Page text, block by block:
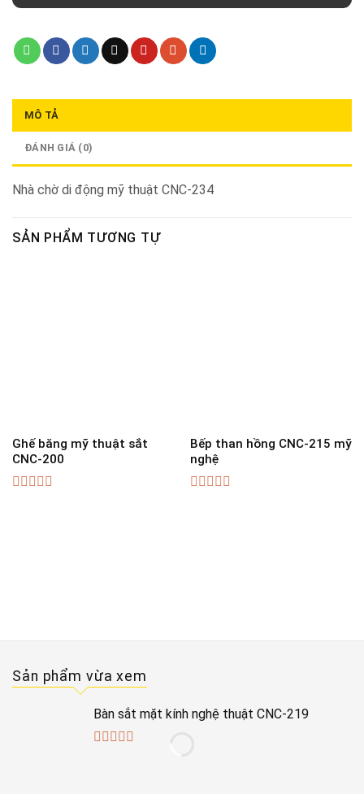
MÔ TẢ
ĐÁNH GIÁ (0)
Nhà chờ di động mỹ thuật CNC-234
SẢN PHẨM TƯƠNG TỰ
Ghế băng mỹ thuật sắt
CNC-200
Bếp than hồng CNC-215 mỹ
nghệ
Sản phẩm vừa xem
Bàn sắt mặt kính nghệ thuật CNC-219